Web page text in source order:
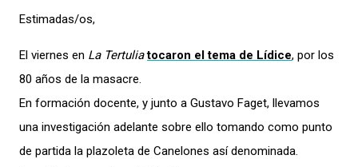
Estimadas/os,
El viernes en La Tertulia tocaron el tema de Lídice, por los
80 años de la masacre.
En formación docente, y junto a Gustavo Faget, llevamos
una investigación adelante sobre ello tomando como punto
de partida la plazoleta de Canelones así denominada.